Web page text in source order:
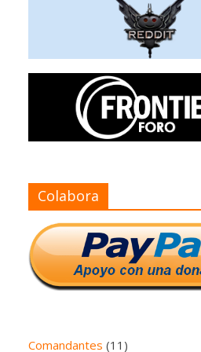
Colabora
Comandantes (11)